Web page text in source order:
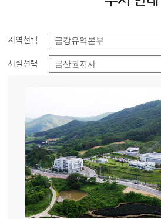
지역선택
시설선택